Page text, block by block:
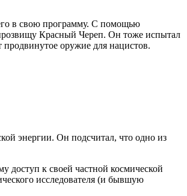
в свою программу. С помощью
Красный Череп. Он тоже испытал
продвинутое оружие для нацистов.
энергии. Он подсчитал, что одно из
доступ к своей частной космической
исследователя (и бывшую